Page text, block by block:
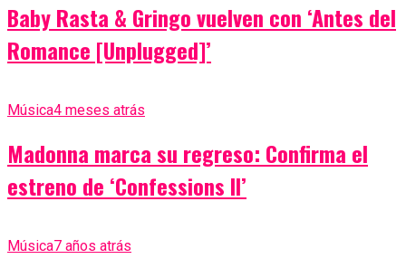
Baby Rasta & Gringo vuelven con ‘Antes del
Romance [Unplugged]’
Música4 meses atrás
Madonna marca su regreso: Confirma el
estreno de ‘Confessions II’
Música7 años atrás